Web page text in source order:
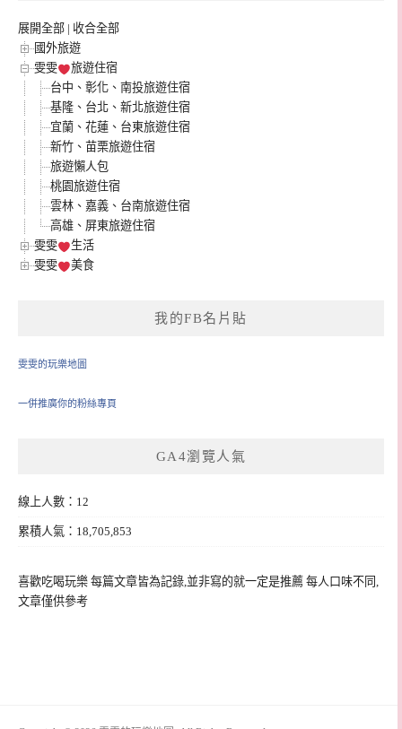
展開全部 | 收合全部
國外旅遊
雯雯
旅遊住宿
台中、彰化、南投旅遊住宿
基隆、台北、新北旅遊住宿
宜蘭、花蓮、台東旅遊住宿
新竹、苗栗旅遊住宿
旅遊懶人包
桃園旅遊住宿
雲林、嘉義、台南旅遊住宿
高雄、屏東旅遊住宿
雯雯
生活
雯雯
美食
我的FB名片貼
雯雯的玩樂地圖
一併推廣你的粉絲專頁
GA4瀏覽人氣
線上人數：12
累積人氣：18,705,853
喜歡吃喝玩樂 每篇文章皆為記錄,並非寫的就一定是推薦 每人口味不同,
文章僅供參考